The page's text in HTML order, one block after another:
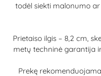
todėl siekti malonumo
Prietaiso ilgis – 8,2 cm,
metų techninė garantija
Prekę